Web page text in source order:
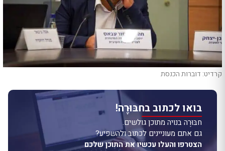
קרדיט: דוברות הכנסת
בואו לכתוב בחבּוּרֶה!
חבּוּרֶה בנויה מתוכן גולשים.
גם אתם מעוניינים לכתוב ולהשפיע?
הצטרפו והעלו עכשיו את התוכן שלכם